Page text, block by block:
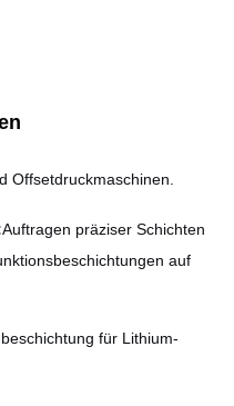
Offsetdruckmaschinen.
Auftragen präziser Schichten
auf
für Lithium-